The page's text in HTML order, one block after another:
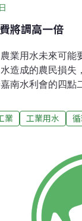
將調高一倍
業用水未來可能
造成的農民損失
南水利會的四點
業界移用農業用
行規定，國內提
會表示，目前除嘉
嘉南水利會來看，
理運送後， 售予
強調，農委會曾擬
農民的損失情況來
業 工業用水